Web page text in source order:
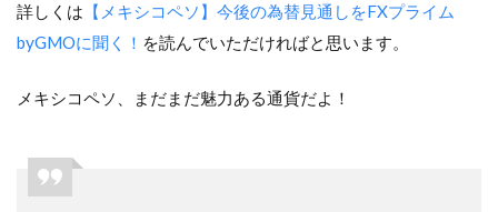
詳しくは 【メキシコペソ】今後の為替見通しをFXプライム
byGMOに聞く！ を読んでいただければと思います。
メキシコペソ、まだまだ魅力ある通貨だよ！